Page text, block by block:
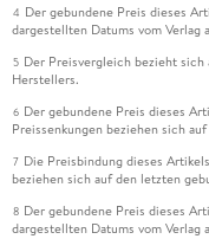
4 Der gebundene Preis dieses
dargestellten Datums vom Verlag
5 Der Preisvergleich bezieht
Herstellers.
6 Der gebundene Preis dieses
Preissenkungen beziehen sich
7 Die Preisbindung dieses
beziehen sich auf den letzten
8 Der gebundene Preis dieses
dargestellten Datums vom Verlag